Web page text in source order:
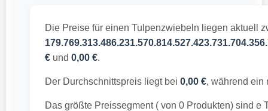
Die Preise für einen Tulpenzwiebeln liegen aktuell
€und 0,00 €.
Der Durchschnittspreis liegt bei 0,00 €, während ein
Das größte Preissegment ( von 0 Produkten) sind e